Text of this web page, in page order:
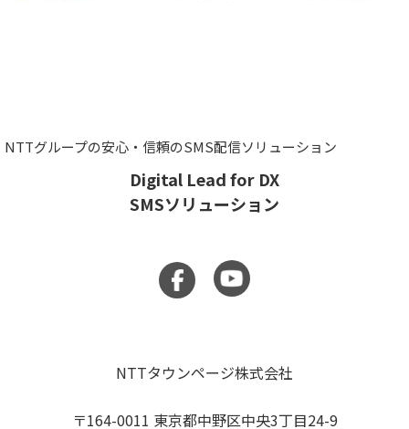
Digital Lead for DX
SMSソリューション
NTTグループの安心・信頼のSMS配信ソリューション
NTTタウンページ株式会社
〒164-0011 東京都中野区中央3丁目24-9